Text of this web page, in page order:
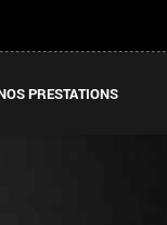
PRESTATIONS